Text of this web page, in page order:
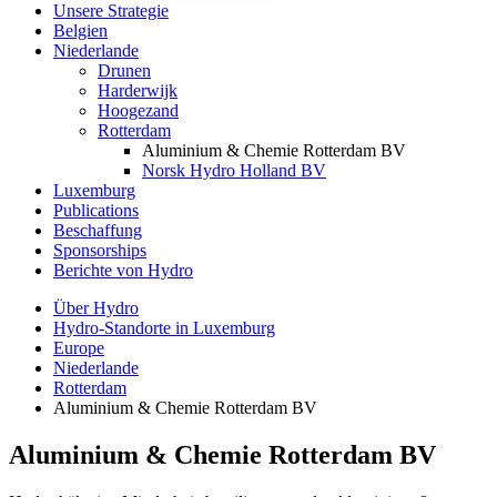
Unsere Strategie
Belgien
Niederlande
Drunen
Harderwijk
Hoogezand
Rotterdam
Aluminium & Chemie Rotterdam BV
Norsk Hydro Holland BV
Luxemburg
Publications
Beschaffung
Sponsorships
Berichte von Hydro
Über Hydro
Hydro-Standorte in Luxemburg
Europe
Niederlande
Rotterdam
Aluminium & Chemie Rotterdam BV
Aluminium & Chemie Rotterdam BV